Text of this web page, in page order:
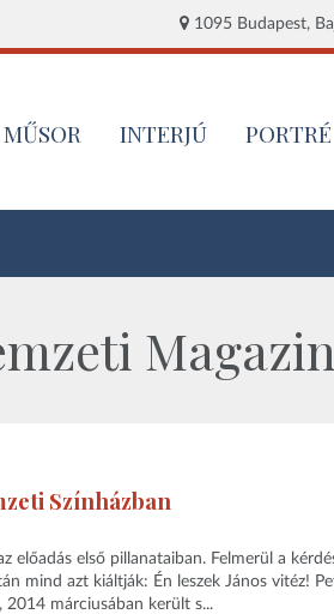
1095 Budapest,
MŰSOR INTERJÚ PORTRÉ
Színházban
előadás első pillanataiban. Felmerül a
mind azt kiáltják: Én leszek János vitéz!
2014 márciusában került s...